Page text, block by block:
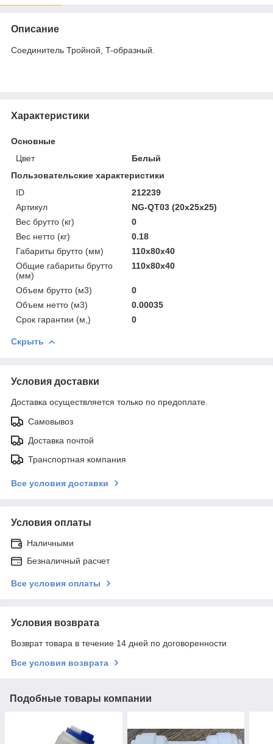
Описание
Соединитель Тройной, T-образный.
Характеристики
Основные
Цвет
Белый
Пользовательские характеристики
ID
212239
Артикул
NG-QT03 (20x25x25)
Вес брутто (кг)
0
Вес нетто (кг)
0.18
Габариты брутто (мм)
110x80x40
Общие габариты брутто
(мм)
110x80x40
Объем брутто (м3)
0
Объем нетто (м3)
0.00035
Срок гарантии (м,)
0
Скрыть
Условия доставки
Доставка осуществляется только по предоплате.
Самовывоз
Доставка почтой
Транспортная компания
Все условия доставки
Условия оплаты
Наличными
Безналичный расчет
Все условия оплаты
Условия возврата
Возврат товара в течение 14 дней по договоренности
Все условия возврата
Подобные товары компании